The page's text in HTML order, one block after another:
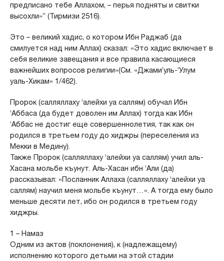
предписано тебе Аллахом, – перья подняты и свитки
высохли»” (Тирмизи 2516).
Это – великий хадис, о котором Ибн Раджаб (да
смилуется над ним Аллах) сказал: «Это хадис включает в
себя великие завещания и все правила касающиеся
важнейших вопросов религии»(См. «Джами’уль-‘Улум
уаль-Хикам» 1/462).
Пророк (салляллаху ‘алейхи уа саллям) обучал Ибн
‘Аббаса (да будет доволен им Аллах) тогда как Ибн
‘Аббас не достиг еще совершеннолетия, так как он
родился в третьем году до хиджры (переселения из
Мекки в Медину).
Также Пророк (салляллаху ‘алейхи уа саллям) учил аль-
Хасана мольбе къунут. Аль-Хасан ибн ‘Али (да)
рассказывал: «Посланник Аллаха (салляллаху ‘алейхи уа
саллям) научил меня мольбе къунут…». А тогда ему было
меньше десяти лет, ибо он родился в третьем году
хиджры.
1 – Намаз
Одним из актов (поклонения), к (надлежащему)
исполнению которого детьми на этой стадии